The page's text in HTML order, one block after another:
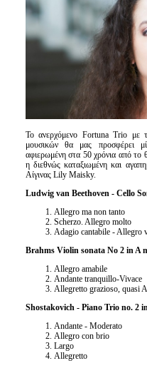
Το ανερχόμενο Fortuna Trio με
μουσικών θα μας προσφέρει
αφιερωμένη στα 50 χρόνια από το
η διεθνώς καταξιωμένη και
Αίγινας Lily Maisky.
Ludwig van Beethoven - Cello
Allegro ma non tanto
Scherzo. Allegro molto
Adagio cantabile - Allegro
Brahms Violin sonata No 2 in A
Allegro amabile
Andante tranquillo-Vivace
Allegretto grazioso, quasi
Shostakovich - Piano Trio no. 2
Andante - Moderato
Allegro con brio
Largo
Allegretto